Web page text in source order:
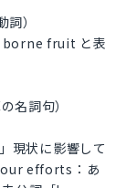
）
borne fruit と表
名詞句）
現状に影響して
efforts：あ